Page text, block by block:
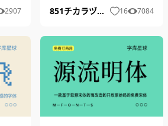
2907 851チカラヅヨク-かなA
16 7084